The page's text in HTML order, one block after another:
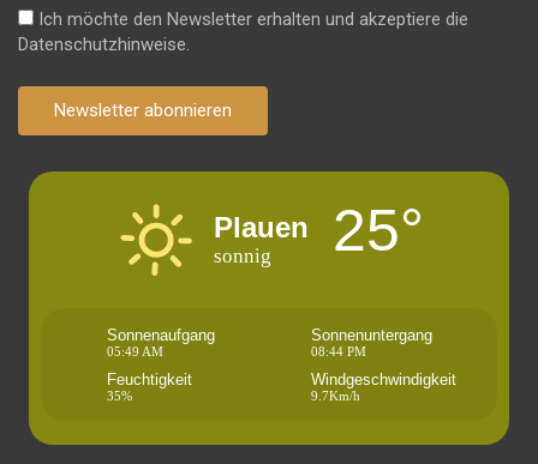
Ich möchte den Newsletter erhalten und akzeptiere die
Datenschutzhinweise.
Newsletter abonnieren
Plauen
sonnig 25°
Sonnenaufgang
05:49 AM
Sonnenuntergang
08:44 PM
Feuchtigkeit
35%
Windgeschwindigkeit
9.7Km/h